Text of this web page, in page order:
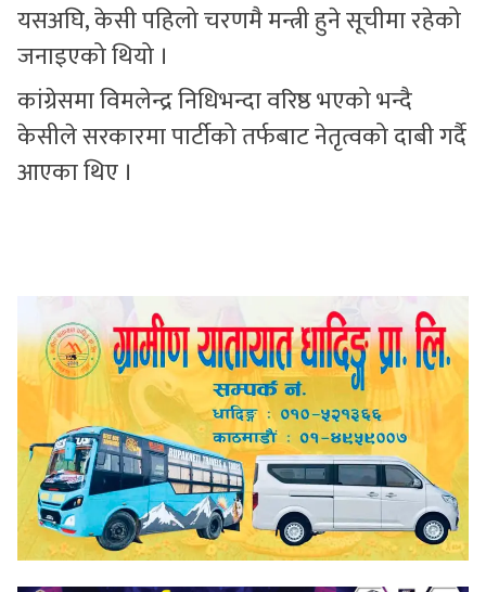
यसअघि, केसी पहिलो चरणमै मन्त्री हुने सूचीमा रहेको
जनाइएको थियो ।
कांग्रेसमा विमलेन्द्र निधिभन्दा वरिष्ठ भएको भन्दै
केसीले सरकारमा पार्टीको तर्फबाट नेतृत्वको दाबी गर्दै
आएका थिए ।